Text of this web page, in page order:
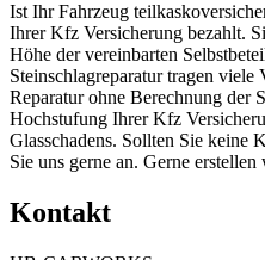
Ist Ihr Fahrzeug
Ihrer Kfz Versicherung bezahlt.
Höhe der vereinbarten
Steinschlagreparatur tragen viele
Reparatur ohne Berechnung der
Hochstufung Ihrer Kfz
Glasschadens. Sollten Sie keine
Sie uns gerne an. Gerne
Kontakt